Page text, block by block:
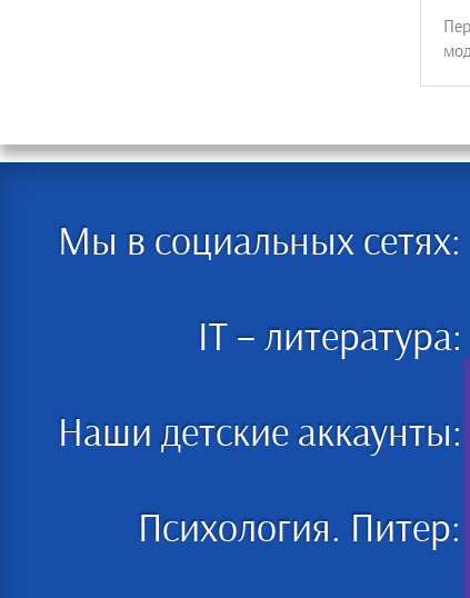
Мы в социальных сетях:
IT – литература:
Наши детские аккаунты:
Психология. Питер: